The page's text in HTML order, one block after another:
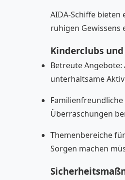
AIDA-Schiffe
ruhigen Gewissens
Kinderclubs
Betreute
unterhaltsame
Überraschungen
Themenbereiche
Sorgen machen